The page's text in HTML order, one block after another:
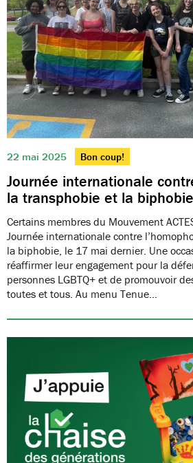
22 mai 2025 Bon coup!
Journée internationale
la transphobie et la biphobie
Certains membres du Mouvement
Journée internationale contre
la biphobie, le 17 mai dernier. Une
réaffirmer leur engagement pour la
personnes LGBTQ+ et de promouvoir
toutes et tous. Au menu Tenue…